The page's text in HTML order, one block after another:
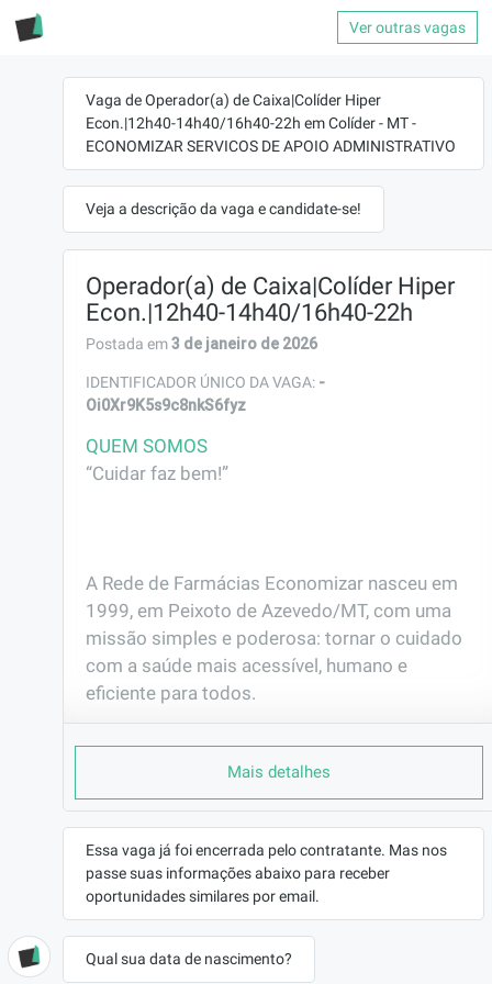
Ver outras vagas
Vaga de Operador(a) de Caixa|Colíder Hiper
Econ.|12h40-14h40/16h40-22h em Colíder - MT -
ECONOMIZAR SERVICOS DE APOIO ADMINISTRATIVO
Veja a descrição da vaga e candidate-se!
Operador(a) de Caixa|Colíder Hiper
Econ.|12h40-14h40/16h40-22h
Postada em3 de janeiro de 2026
IDENTIFICADOR ÚNICO DA VAGA: -
Oi0Xr9K5s9c8nkS6fyz
QUEM SOMOS
“Cuidar faz bem!”
A Rede de Farmácias Economizar nasceu em
1999, em Peixoto de Azevedo/MT, com uma
missão simples e poderosa: tornar o cuidado
com a saúde mais acessível, humano e
eficiente para todos.
Com raízes sólidas no interior do Mato
Grosso, nossa trajetória é marcada por
coragem, inovação e proximidade com a
comunidade. Fomos pioneiros em trazer
medicamentos com desconto real para a
população e em participar do Programa
com o compromisso de colocar o cliente e o
colaborador no centro de tudo o que fazemos.
Mais detalhes
Essa vaga já foi encerrada pelo contratante. Mas nos
passe suas informações abaixo para receber
oportunidades similares por email.
Qual sua data de nascimento?